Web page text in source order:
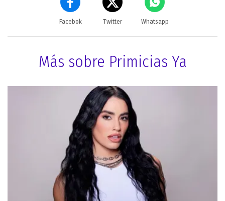
Facebok Twitter Whatsapp
Más sobre Primicias Ya